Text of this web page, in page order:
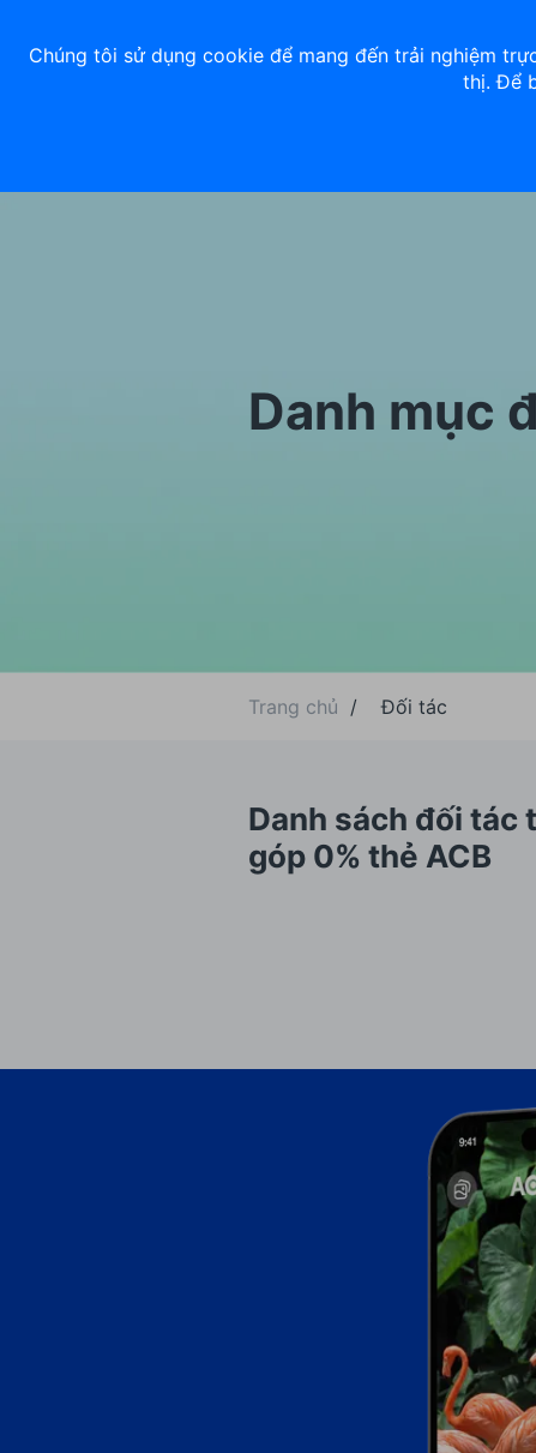
Danh mục
Trang chủ / Đối tác
Danh sách đối tác
góp 0% thẻ ACB
Chúng tôi sử dụng cookie để mang đến trải nghiệm
thị. Để